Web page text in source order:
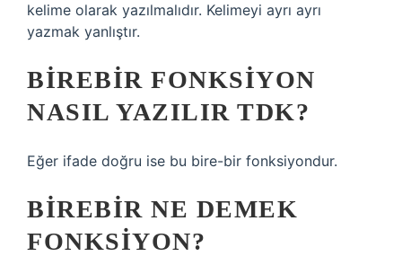
kelime olarak yazılmalıdır. Kelimeyi ayrı ayrı
yazmak yanlıştır.
BIREBIR FONKSIYON
NASIL YAZILIR TDK?
Eğer ifade doğru ise bu bire-bir fonksiyondur.
BIREBIR NE DEMEK
FONKSIYON?